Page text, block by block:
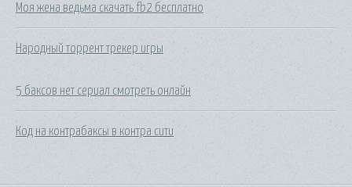
Моя жена ведьма скачать fb2 бесплатно
Народный торрент трекер игры
5 баксов нет сериал смотреть онлайн
Код на контрабаксы в контра сити